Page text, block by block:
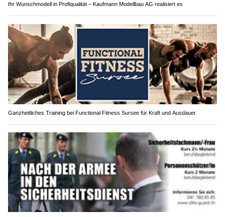
Ihr Wunschmodell in Profiqualität – Kaufmann Modellbau AG realisiert es
Ganzheitliches Training bei Functional Fitness Sursee für Kraft und Ausdauer